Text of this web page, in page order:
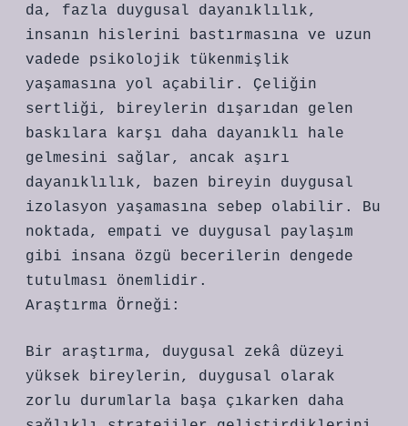
da, fazla duygusal dayanıklılık,
insanın hislerini bastırmasına ve uzun
vadede psikolojik tükenmişlik
yaşamasına yol açabilir. Çeliğin
sertliği, bireylerin dışarıdan gelen
baskılara karşı daha dayanıklı hale
gelmesini sağlar, ancak aşırı
dayanıklılık, bazen bireyin duygusal
izolasyon yaşamasına sebep olabilir. Bu
noktada, empati ve duygusal paylaşım
gibi insana özgü becerilerin dengede
tutulması önemlidir.
Araştırma Örneği:
Bir araştırma, duygusal zekâ düzeyi
yüksek bireylerin, duygusal olarak
zorlu durumlarla başa çıkarken daha